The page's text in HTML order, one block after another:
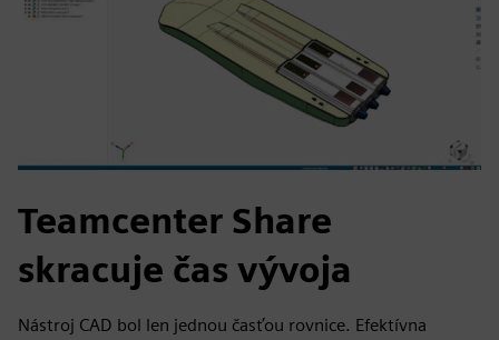
Teamcenter Share
skracuje čas vývoja
Nástroj CAD bol len jednou časťou rovnice. Efektívna